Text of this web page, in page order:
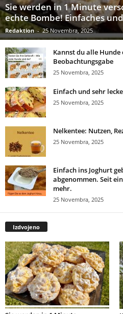
Sie werden in 1 Minute
echte Bombe! Einfaches
Redaktion - 25 Novembra, 2025
Kannst du alle Hunde
Beobachtungsgabe
25 Novembra, 2025
Einfach und sehr
25 Novembra, 2025
Nelkentee: Nutzen,
25 Novembra, 2025
Einfach ins Joghurt
abgenommen. Seit
mehr.
25 Novembra, 2025
Izdvojeno